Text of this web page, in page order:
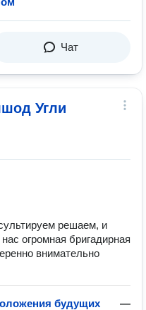
Чат
Угли
решаем, и
огромная бригадирная
внимательно
будущих
—